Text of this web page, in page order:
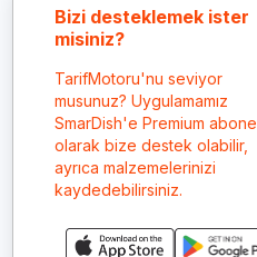
Bizi desteklemek ister
misiniz?
TarifMotoru'nu seviyor
musunuz? Uygulamamız
SmarDish'e Premium abone
olarak bize destek olabilir,
ayrıca malzemelerinizi
kaydedebilirsiniz.